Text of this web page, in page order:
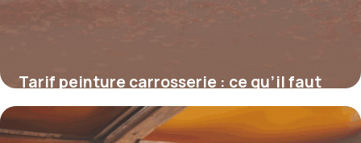
Tarif peinture carrosserie : ce qu’il faut
vraiment savoir avant de se lancer
4 juillet 2025